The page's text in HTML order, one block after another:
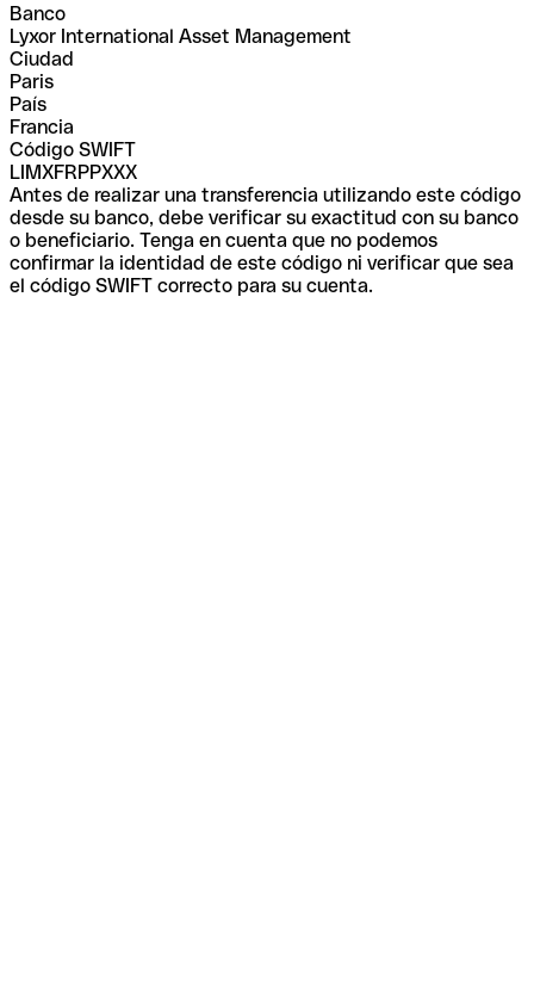
Banco
Lyxor International Asset Management
Ciudad
Paris
País
Francia
Código SWIFT
LIMXFRPPXXX
Antes de realizar una transferencia utilizando este código
desde su banco, debe verificar su exactitud con su banco
o beneficiario. Tenga en cuenta que no podemos
confirmar la identidad de este código ni verificar que sea
el código SWIFT correcto para su cuenta.